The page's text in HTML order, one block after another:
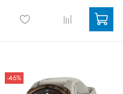
-46%